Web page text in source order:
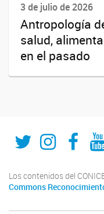
3 de julio de 2026
Antropología
salud,
en el pasado
Twitter
Los contenidos del
Commons